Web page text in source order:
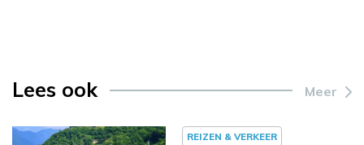
Lees ook Meer
REIZEN & VERKEER